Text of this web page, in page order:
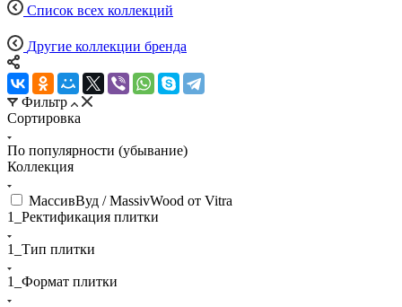
Список всех коллекций
Другие коллекции бренда
Фильтр
Сортировка
По популярности (убывание)
Коллекция
МассивВуд / MassivWood от Vitra
1_Ректификация плитки
1_Тип плитки
1_Формат плитки